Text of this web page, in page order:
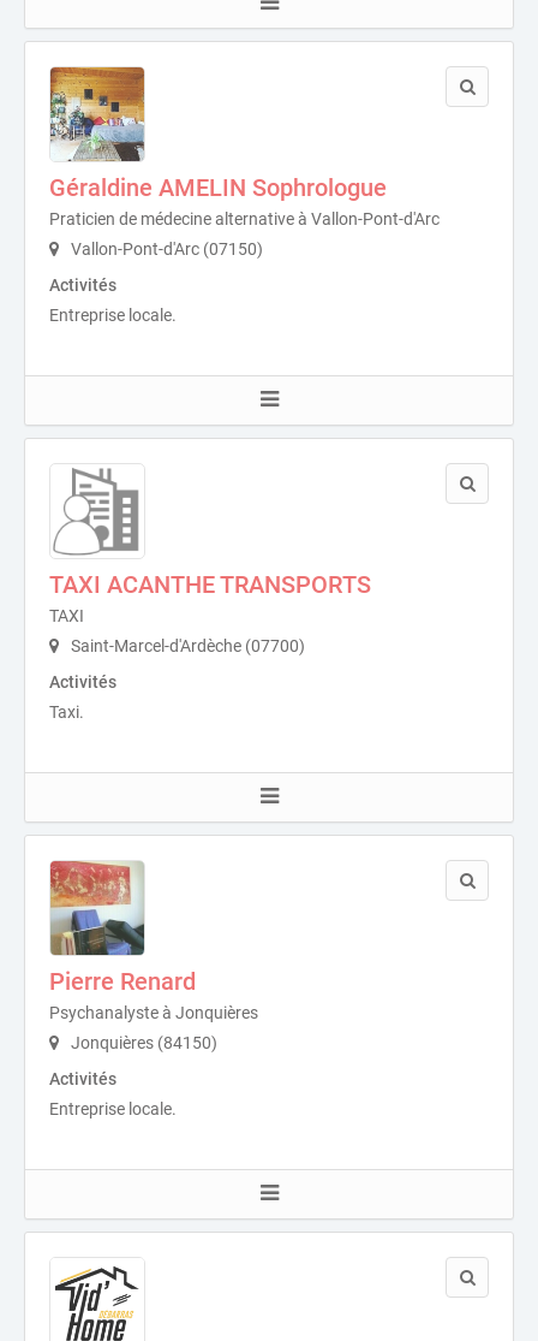
Géraldine AMELIN Sophrologue
Praticien de médecine alternative à Vallon-Pont-d'Arc
Vallon-Pont-d'Arc (07150)
Activités
Entreprise locale.
TAXI ACANTHE TRANSPORTS
TAXI
Saint-Marcel-d'Ardèche (07700)
Activités
Taxi.
Pierre Renard
Psychanalyste à Jonquières
Jonquières (84150)
Activités
Entreprise locale.